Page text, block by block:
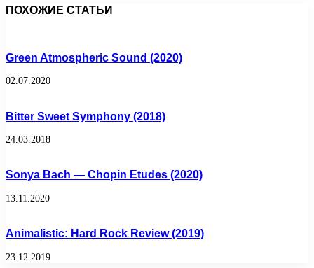
ПОХОЖИЕ СТАТЬИ
Green Atmospheric Sound (2020)
02.07.2020
Bitter Sweet Symphony (2018)
24.03.2018
Sonya Bach — Chopin Etudes (2020)
13.11.2020
Animalistic: Hard Rock Review (2019)
23.12.2019